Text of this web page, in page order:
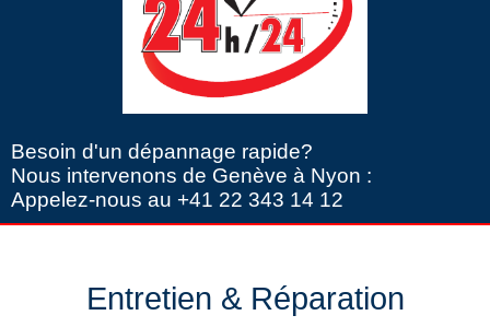
Besoin d'un dépannage rapide?
Nous intervenons de Genève à Nyon :
Appelez-nous au +41 22 343 14 12
Entretien & Réparation